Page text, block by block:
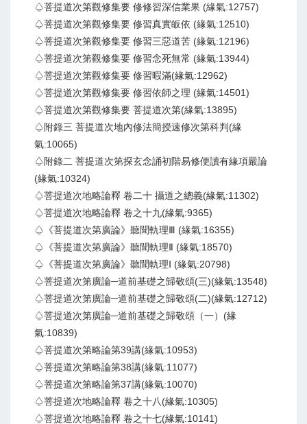
♤菩提道次第觀修集要 修修習深信業果 (緣氣:12757)
♤菩提道次第觀修集要 修習真實皈依 (緣氣:12510)
♤菩提道次第觀修集要 修習三惡道苦 (緣氣:12196)
♤菩提道次第觀修集要 修習念死無常 (緣氣:13944)
♤菩提道次第觀修集要 修習暇滿(緣氣:12962)
♤菩提道次第觀修集要 修習依師之理 (緣氣:14501)
♤菩提道次第觀修集要 菩提道次第(緣氣:13895)
♤附錄三 菩提道次地內修法簡授速修次第科判(緣
氣:10065)
♤附錄二 菩提道次第探玄念誦初階易修便讀有緣項嚴論
(緣氣:10324)
♤菩提道次地略論釋 卷二十 攝道之總義(緣氣:11302)
♤菩提道次地略論釋 卷之十九(緣氣:9365)
♤《菩提道次第廣論》聽聞軌理Ⅲ (緣氣:16355)
♤《菩提道次第廣論》聽聞軌理Ⅱ (緣氣:18570)
♤《菩提道次第廣論》聽聞軌理Ⅰ (緣氣:20798)
♤菩提道次第廣論─道前基礎之歸敬頌(三)(緣氣:13548)
♤菩提道次第廣論─道前基礎之歸敬頌(二)(緣氣:12712)
♤菩提道次第廣論─道前基礎之歸敬頌（一）(緣
氣:10839)
♤菩提道次第略論第39講(緣氣:10953)
♤菩提道次第略論第38講(緣氣:11077)
♤菩提道次第略論第37講(緣氣:10070)
♤菩提道次地略論釋 卷之十八(緣氣:10305)
♤菩提道次地略論釋 卷之十七(緣氣:10141)